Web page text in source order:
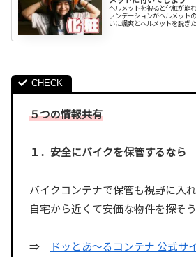
ヘルメットを被ると化粧が崩
ァンデーションがヘルメット
いに颯爽とヘルメットを脱ぎ
ルメットで化粧が崩れなくす
を脱ぐ瞬間を見せつけるのも
５つの情報共有
１．安全にバイクを保管するなら
バイクコンテナで保管も視野に入
自宅から近くて安価な物件を探そう
⇒
ドッとあ〜るコンテナ 公式サ